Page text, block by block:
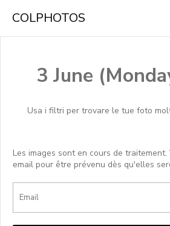
COLPHOTOS
3 June
Usa i filtri per trovare le tue foto
Les images sont en cours de
email pour être prévenu dès qu'elles